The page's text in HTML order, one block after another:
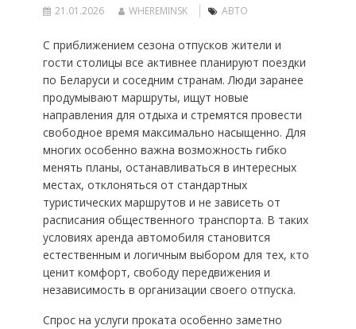
21.01.2026 WHEREMINSK АВТО
С приближением сезона отпусков жители и
гости столицы все активнее планируют поездки
по Беларуси и соседним странам. Люди заранее
продумывают маршруты, ищут новые
направления для отдыха и стремятся провести
свободное время максимально насыщенно. Для
многих особенно важна возможность гибко
менять планы, останавливаться в интересных
местах, отклоняться от стандартных
туристических маршрутов и не зависеть от
расписания общественного транспорта. В таких
условиях аренда автомобиля становится
естественным и логичным выбором для тех, кто
ценит комфорт, свободу передвижения и
независимость в организации своего отпуска.
Спрос на услуги проката особенно заметно